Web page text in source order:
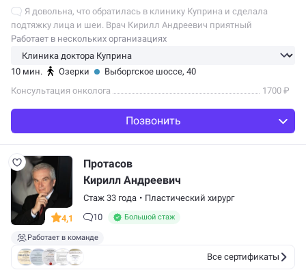
Я довольна, что обратилась в клинику Куприна и сделала
подтяжку лица и шеи. Врач Кирилл Андреевич приятный
в общении и грамотно всё объясняет. У меня были некоторые
переживания по поводу операции,…
Работает в нескольких организациях
10 мин. Озерки
Выборгское шоссе, 40
Консультация онколога
1700 ₽
Позвонить
4,1
Протасов
Кирилл Андреевич
Стаж 33 года • Пластический хирург
10
Большой стаж
Работает в команде
Все сертификаты